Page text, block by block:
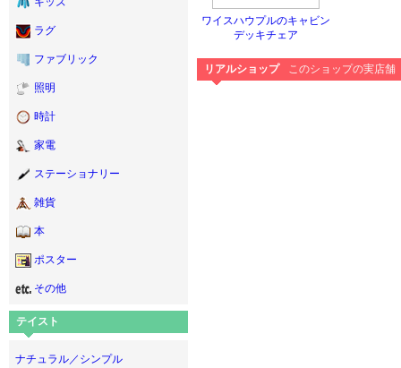
ラグ
ファブリック
照明
時計
家電
ステーショナリー
雑貨
本
ポスター
その他
テイスト
ナチュラル／シンプル
ワイスハウプルのキャビン
デッキチェア
リアルショップ このショップの実店舗